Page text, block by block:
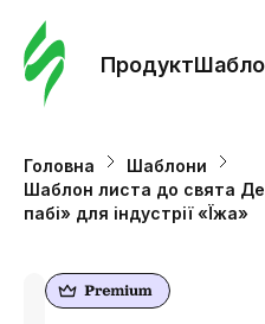
Продукт
Головна
Шаблони
Шаблон листа до свята
пабі» для індустрії «Їжа»